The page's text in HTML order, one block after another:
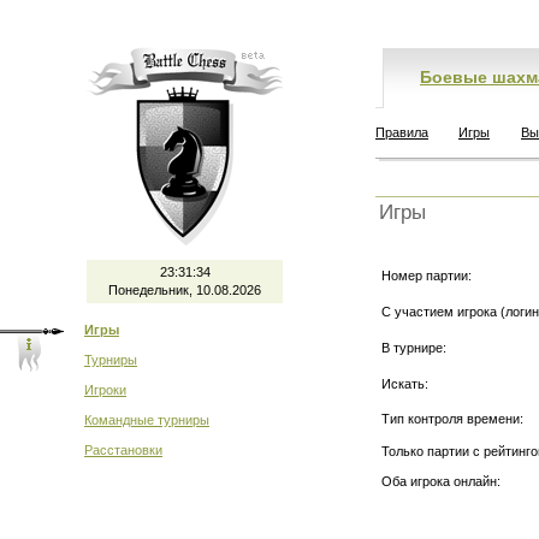
23:31:34
Понедельник, 10.08.2026
Игры
Турниры
Игроки
Командные турниры
Расстановки
Боевые
Правила Игры
Игры
Номер партии:
С участием игрока
В турнире:
Искать:
Тип контроля времени:
Только партии с
Оба игрока онлайн: